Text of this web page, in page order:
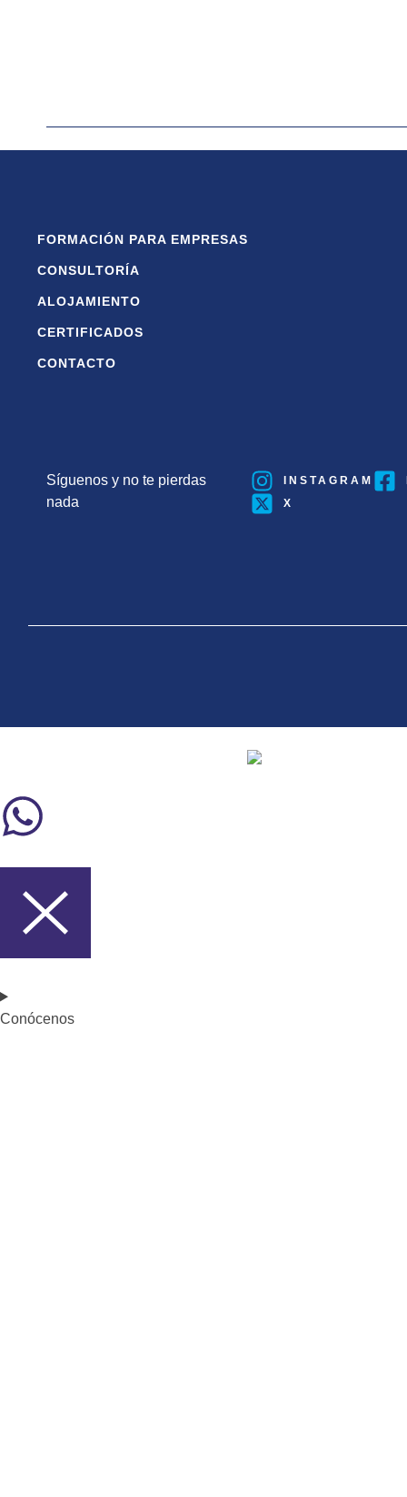
FORMACIÓN PARA EMPRESAS
CONSULTORÍA
ALOJAMIENTO
CERTIFICADOS
CONTACTO
Síguenos y no te pierdas
nada
INSTAGRAM
X
Conócenos